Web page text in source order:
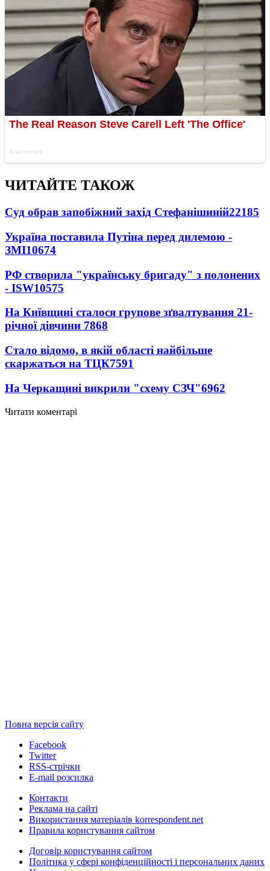
ЧИТАЙТЕ ТАКОЖ
Суд обрав запобіжний захід Стефанішиній22185
Україна поставила Путіна перед дилемою -
ЗМІ10674
РФ створила "українську бригаду" з полонених
- ISW10575
На Київщині сталося групове зґвалтування 21-
річної дівчини 7868
Стало відомо, в якій області найбільше
скаржаться на ТЦК7591
На Черкащині викрили "схему СЗЧ"6962
Читати коментарі
Повна версія сайту
Facebook
Twitter
RSS-стрічки
E-mail розсилка
Контакти
Реклама на сайті
Використання матеріалів korrespondent.net
Правила користування сайтом
Договір користування сайтом
Політика у сфері конфіденційності і персональних даних